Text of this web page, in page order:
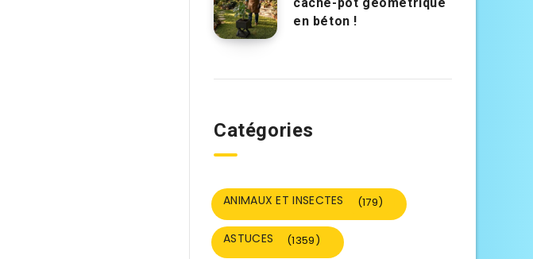
cache-pot géométrique
en béton !
Catégories
ANIMAUX ET INSECTES (179)
ASTUCES (1359)